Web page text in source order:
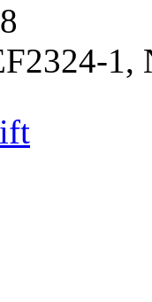
1,